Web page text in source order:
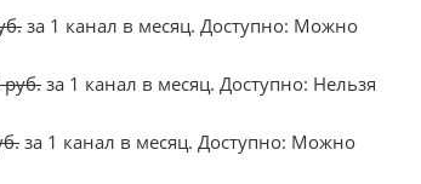
за 1 канал в месяц. Доступно: Можно
за 1 канал в месяц. Доступно: Нельзя
за 1 канал в месяц. Доступно: Можно